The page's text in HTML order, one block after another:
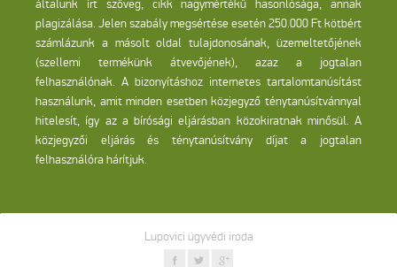
általunk írt szöveg, cikk nagymértékű hasonlósága, annak
plagizálása. Jelen szabály megsértése esetén 250.000 Ft kötbért
számlázunk a másolt oldal tulajdonosának, üzemeltetőjének
(szellemi termékünk átvevőjének), azaz a jogtalan
felhasználónak. A bizonyításhoz internetes tartalomtanúsítást
használunk, amit minden esetben közjegyző ténytanúsítvánnyal
hitelesít, így az a bírósági eljárásban közokiratnak minősül. A
közjegyzői eljárás és ténytanúsítvány díjat a jogtalan
felhasználóra hárítjuk.
Lupovici ügyvédi iroda